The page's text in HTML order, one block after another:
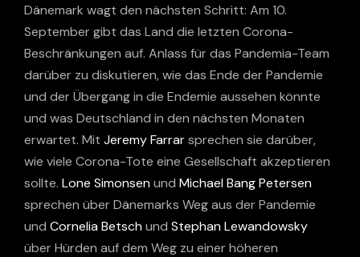
Dänemark wagt den nächsten Schritt: Am 10.
September gibt das Land die letzten Corona-
Beschränkungen auf. Anlass für das Pandemia-Team
darüber zu diskutieren, wie das Ende der Pandemie
und der Übergang in die Endemie aussehen könnte
und was Deutschland in den nächsten Monaten
erwartet. Mit Jeremy Farrarsprechen sie darüber,
wie viele Corona-Tote eine Gesellschaft akzeptieren
sollte. Lone Simonsenund Michael Bang Petersen
sprechen über Dänemarks Weg aus der Pandemie
und Cornelia Betschund Stephan Lewandowsky
über Hürden auf dem Weg zu einer höheren